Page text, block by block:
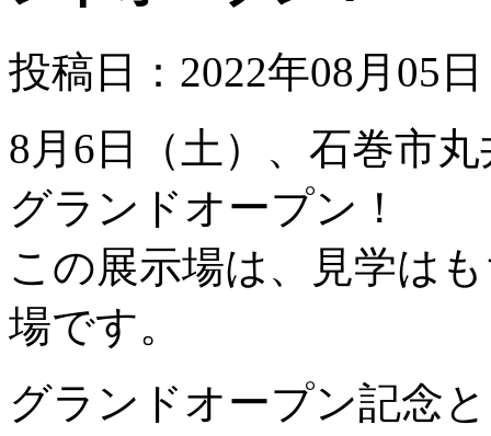
投稿日：2022年08月05日
8月6日（土）、石巻市
グランドオープン！
この展示場は、見学は
場です。
グランドオープン記念